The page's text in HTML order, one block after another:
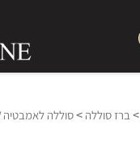
> ברז סוללה >סוללה לאמבטיה YV